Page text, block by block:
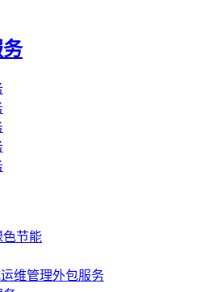
色节能
维管理外包服务